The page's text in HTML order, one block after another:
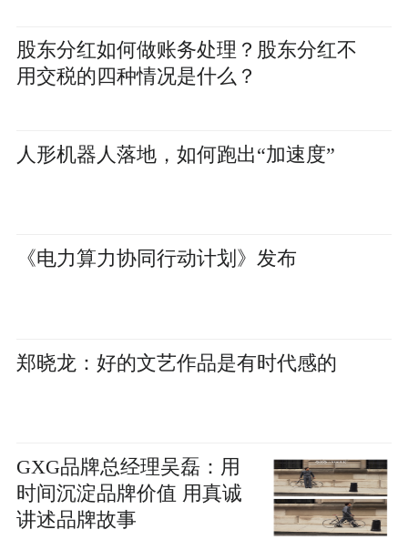
股东分红如何做账务处理？股东分红不
用交税的四种情况是什么？
人形机器人落地，如何跑出“加速度”
《电力算力协同行动计划》发布
郑晓龙：好的文艺作品是有时代感的
GXG品牌总经理吴磊：用
时间沉淀品牌价值 用真诚
讲述品牌故事